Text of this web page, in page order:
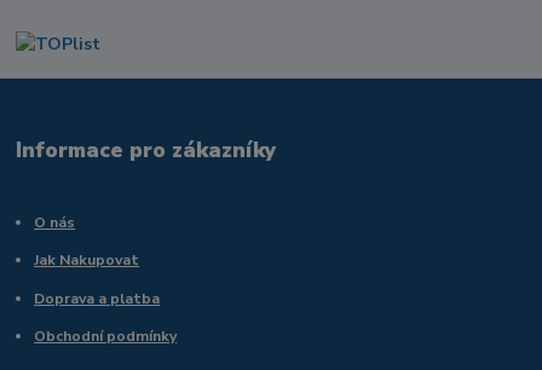
Informace pro zákazníky
O nás
Jak Nakupovat
Doprava a platba
Obchodní podmínky